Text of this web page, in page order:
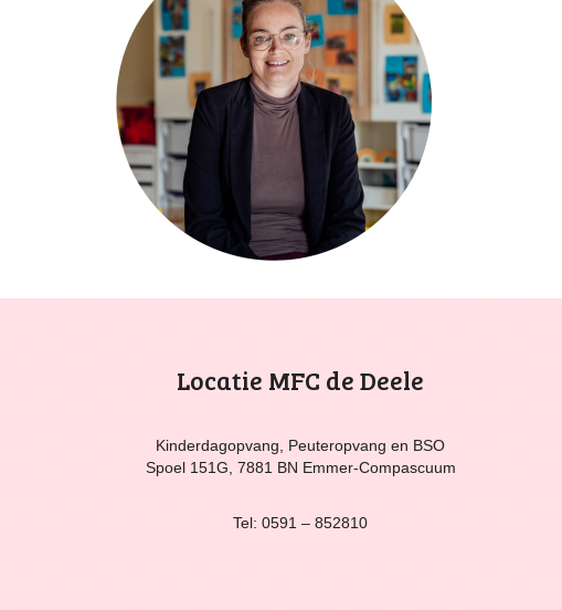
Locatie MFC de Deele
Kinderdagopvang, Peuteropvang en BSO
Spoel 151G, 7881 BN Emmer-Compascuum
Tel: 0591 – 852810